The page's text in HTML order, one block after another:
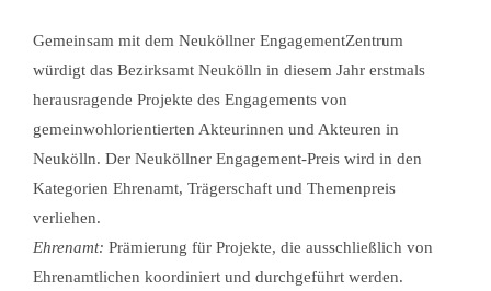
Gemeinsam mit dem Neuköllner EngagementZentrum
würdigt das Bezirksamt Neukölln in diesem Jahr erstmals
herausragende Projekte des Engagements von
gemeinwohlorientierten Akteurinnen und Akteuren in
Neukölln. Der Neuköllner Engagement-Preis wird in den
Kategorien Ehrenamt, Trägerschaft und Themenpreis
verliehen.
Ehrenamt: Prämierung für Projekte, die ausschließlich von
Ehrenamtlichen koordiniert und durchgeführt werden.